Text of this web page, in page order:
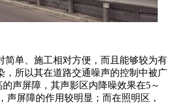
简单、施工相对方便，而且能够较为有
，所以其在道路交通噪声的控制中被广
声屏障，其声影区内降噪效果在5～
声屏障的作用较明显；而在照明区，